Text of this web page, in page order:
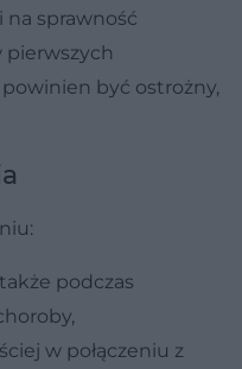
sprawność
pierwszych
być ostrożny,
podczas
w połączeniu z